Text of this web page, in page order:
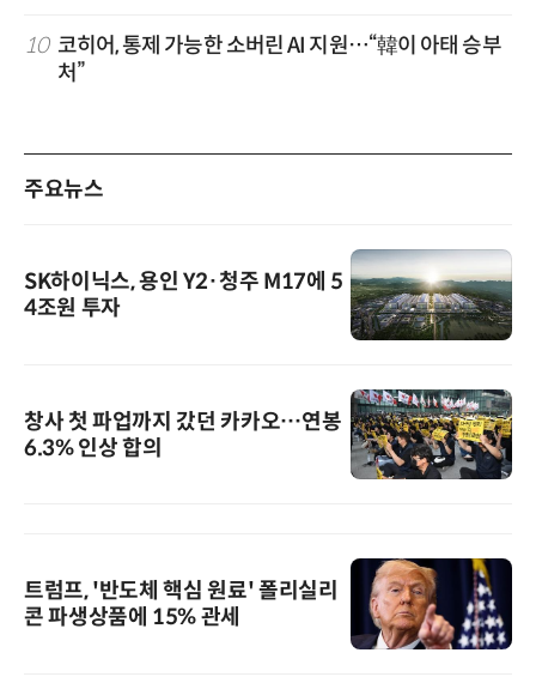
10 코히어, 통제 가능한 소버린 AI 지원…“韓이 아태 승부
처”
주요뉴스
SK하이닉스, 용인 Y2·청주 M17에 5
4조원 투자
창사 첫 파업까지 갔던 카카오…연봉
6.3% 인상 합의
트럼프, '반도체 핵심 원료' 폴리실리
콘 파생상품에 15% 관세